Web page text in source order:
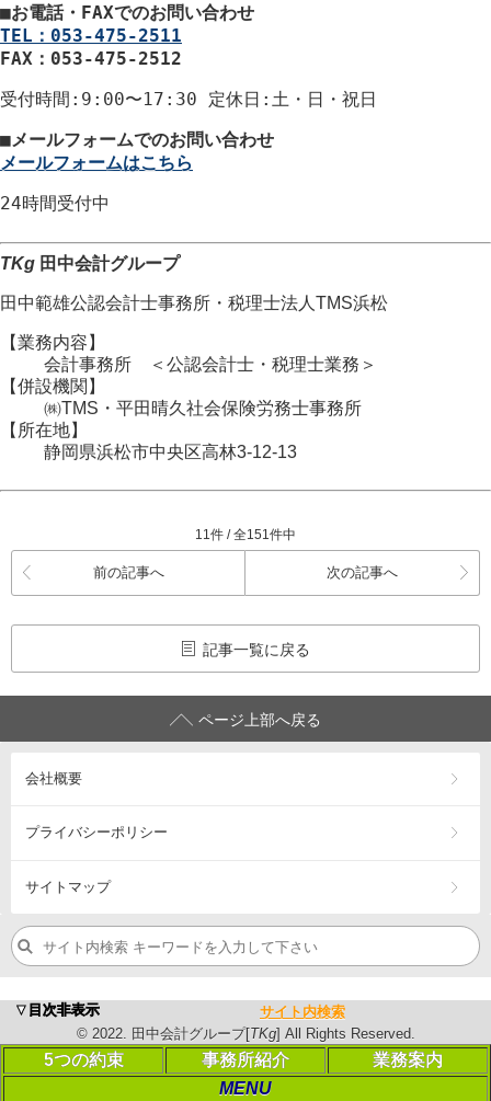
▼目次非表示
サイト内検索
© 2022. 田中会計グループ[TKg] All Rights Reserved.
5つの約束 事務所紹介
業務案内
MENU
■お電話・FAXでのお問い合わせ
TEL：053-475-2511
FAX：053-475-2512
受付時間 :9:00〜17:30 定休日 :土・日・祝日
■メールフォームでのお問い合わせ
メールフォームはこちら
24時間受付中
TKg 田中会計グループ
田中範雄公認会計士事務所 ・ 税理士法人TMS浜松
【業務内容】
会計事務所 ＜公認会計士・税理士業務＞
【併設機関】
㈱TMS・平田晴久社会保険労務士事務所
【所在地】
静岡県浜松市中央区高林3-12-13
11件 / 全151件中
前の記事へ 次の記事へ
記事一覧に戻る
ページ上部へ戻る
会社概要
プライバシーポリシー
サイトマップ
浜松市の税理士・公認会計士、会計･税務（相続税・確定申
営業エリア：浜松市中央区・浜松市 浜名区・浜松市天竜区
©2023. 田中会計グループ[TKg] All Rights Reserved.